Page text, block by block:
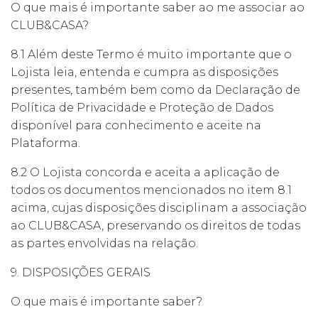
O que mais é importante saber ao me associar ao
CLUB&CASA?
8.1 Além deste Termo é muito importante que o
Lojista leia, entenda e cumpra as disposições
presentes, também bem como da Declaração de
Política de Privacidade e Proteção de Dados
disponível para conhecimento e aceite na
Plataforma.
8.2 O Lojista concorda e aceita a aplicação de
todos os documentos mencionados no item 8.1
acima, cujas disposições disciplinam a associação
ao CLUB&CASA, preservando os direitos de todas
as partes envolvidas na relação.
9. DISPOSIÇÕES GERAIS
O que mais é importante saber?